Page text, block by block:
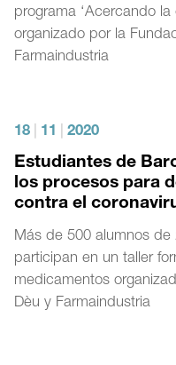
programa ‘Acercando la
organizado por la
Farmaindustria
18 11 2020
Estudiantes de
los procesos para
contra el
Más de 500 alumnos
participan en un taller
medicamentos
Dèu y Farmaindustria